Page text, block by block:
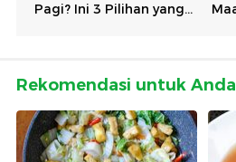
Rekomendasi untuk Anda